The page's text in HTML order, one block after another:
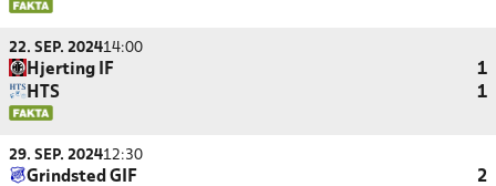
22. SEP. 202414:00
Hjerting IF
1
HTS
1
29. SEP. 202412:30
Grindsted GIF
2